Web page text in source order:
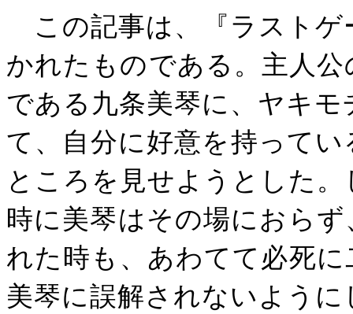
この記事は、『ラストゲ
かれたものである。主人
である九条美琴に、ヤキ
て、自分に好意を持って
ところを見せようとした
時に美琴はその場におら
れた時も、あわてて必死
美琴に誤解されないよう